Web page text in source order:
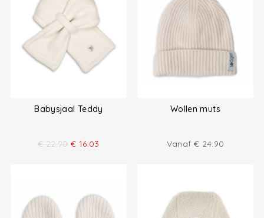
Babysjaal Teddy
€ 22.90 € 16.03
Wollen muts
Vanaf € 24.90